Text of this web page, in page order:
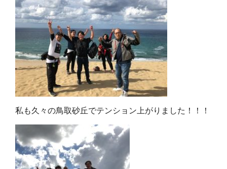
私も久々の鳥取砂丘でテンション上がりました！！！